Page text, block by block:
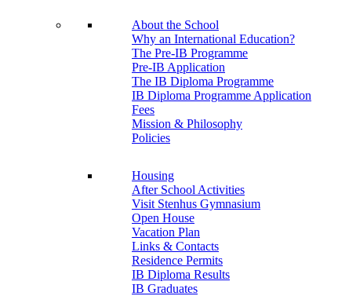
About the School
Why an International Education?
The Pre-IB Programme
Pre-IB Application
The IB Diploma Programme
IB Diploma Programme Application
Fees
Mission & Philosophy
Policies
Housing
After School Activities
Visit Stenhus Gymnasium
Open House
Vacation Plan
Links & Contacts
Residence Permits
IB Diploma Results
IB Graduates